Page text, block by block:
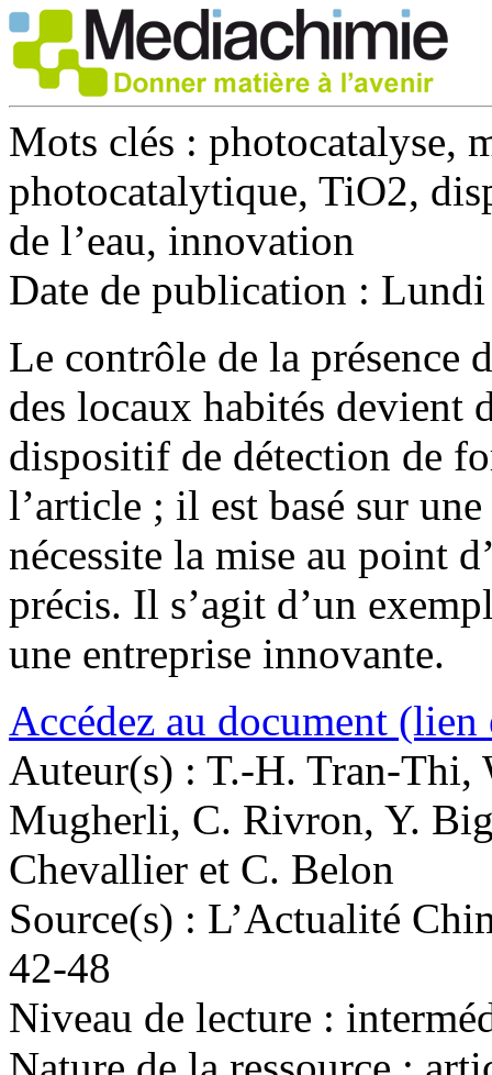
Mots clés : photocatalyse,
photocatalytique, TiO2,
de l’eau, innovation
Date de publication :
Le contrôle de la présence
des locaux habités devient
dispositif de détection de
l’article ; il est basé sur
nécessite la mise au point
précis. Il s’agit d’un
une entreprise innovante.
Accédez au document (lien
Auteur(s) : T.-H. Tran-Thi,
Mugherli, C. Rivron, Y.
Chevallier et C. Belon
Source(s) : L’Actualité
42-48
Niveau de lecture :